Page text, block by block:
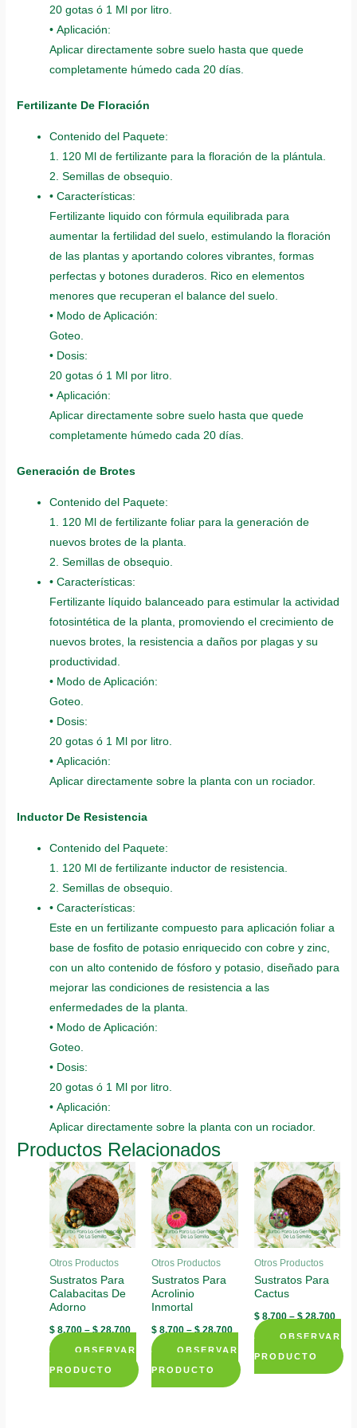
20 gotas ó 1 Ml por litro.
• Aplicación:
Aplicar directamente sobre suelo hasta que quede
completamente húmedo cada 20 días.
Fertilizante De Floración
Contenido del Paquete:
1. 120 Ml de fertilizante para la floración de la plántula.
2. Semillas de obsequio.
• Características:
Fertilizante liquido con fórmula equilibrada para
aumentar la fertilidad del suelo, estimulando la floración
de las plantas y aportando colores vibrantes, formas
perfectas y botones duraderos. Rico en elementos
menores que recuperan el balance del suelo.
• Modo de Aplicación:
Goteo.
• Dosis:
20 gotas ó 1 Ml por litro.
• Aplicación:
Aplicar directamente sobre suelo hasta que quede
completamente húmedo cada 20 días.
Generación de Brotes
Contenido del Paquete:
1. 120 Ml de fertilizante foliar para la generación de
nuevos brotes de la planta.
2. Semillas de obsequio.
• Características:
Fertilizante líquido balanceado para estimular la actividad
fotosintética de la planta, promoviendo el crecimiento de
nuevos brotes, la resistencia a daños por plagas y su
productividad.
• Modo de Aplicación:
Goteo.
• Dosis:
20 gotas ó 1 Ml por litro.
• Aplicación:
Aplicar directamente sobre la planta con un rociador.
Inductor De Resistencia
Contenido del Paquete:
1. 120 Ml de fertilizante inductor de resistencia.
2. Semillas de obsequio.
• Características:
Este en un fertilizante compuesto para aplicación foliar a
base de fosfito de potasio enriquecido con cobre y zinc,
con un alto contenido de fósforo y potasio, diseñado para
mejorar las condiciones de resistencia a las
enfermedades de la planta.
• Modo de Aplicación:
Goteo.
• Dosis:
20 gotas ó 1 Ml por litro.
• Aplicación:
Aplicar directamente sobre la planta con un rociador.
Productos Relacionados
Otros Productos
Sustratos Para
Calabacitas De
Adorno
$ 8.700–$28.700
OBSERVAR
PRODUCTO
This
Otros Productos
Sustratos Para
Acrolinio
Inmortal
$ 8.700–$28.700
OBSERVAR
PRODUCTO
This
Otros Productos
Sustratos Para
Cactus
$8.700–$28.700
OBSERVAR
PRODUCTO
This